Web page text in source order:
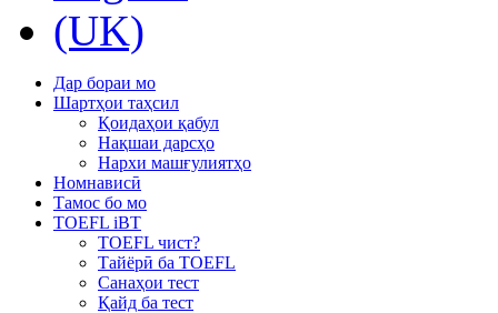
Дар бораи мо
Шартҳои таҳсил
Қоидаҳои қабул
Нақшаи дарсҳо
Нархи машғулиятҳо
Номнависӣ
Тамос бо мо
TOEFL iBT
TOEFL чист?
Тайёрӣ ба TOEFL
Санаҳои тест
Қайд ба тест